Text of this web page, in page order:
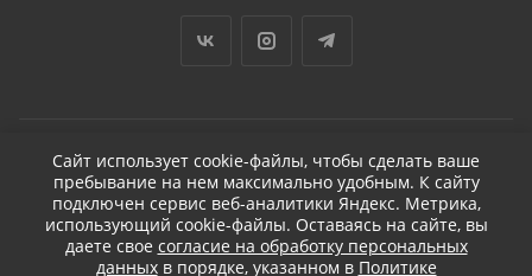
2026 © ДЕТЕЙЛИНГ-МАРКЕТ АВТОНОВЬЕ
Сайт использует cookie-файлы, чтобы сделать ваше
пребывание на нем максимально удобным. К cайту
подключен сервис веб-аналитики Яндекс. Метрика,
использующий cookie-файлы. Оставаясь на сайте, вы
даете свое согласие на обработку персональных
данныхв порядке, указанном в Политике